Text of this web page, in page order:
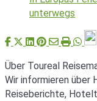
unterwegs
Über Toureal
Wir informieren über
Reiseberichte,